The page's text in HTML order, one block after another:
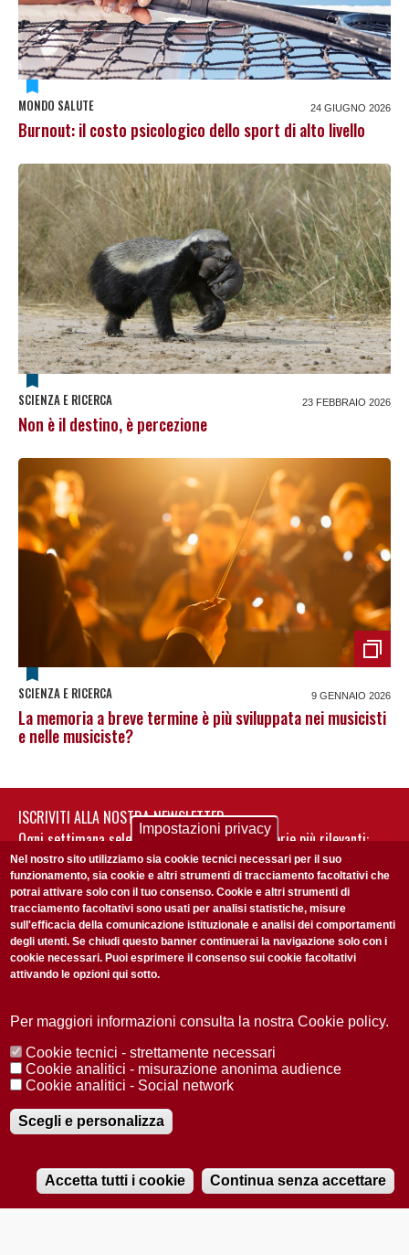
Audio
MONDO SALUTE 24 GIUGNO 2026
Burnout: il costo psicologico dello sport di alto livello
SCIENZA E RICERCA 23 FEBBRAIO 2026
Non è il destino, è percezione
SCIENZA E RICERCA 9 GENNAIO 2026
La memoria a breve termine è più sviluppata nei musicisti
e nelle musiciste?
ISCRIVITI ALLA NOSTRA NEWSLETTER
Ogni settimana selezioniamo per te nostre storie più rilevanti:
non perderti gli aggiornamenti della nostra newsletter
Accetto laPrivacy Policy
Redazione Copyright Privacy
Area stampa
© 2025 Università di Padova
Registrazione presso il Tribunale di Padova n. 2097/2012 del 18 giugno
2012
Impostazioni privacy
Nel nostro sito utilizziamo sia cookie tecnici necessari per il suo
funzionamento, sia cookie e altri strumenti di tracciamento facoltativi che
potrai attivare solo con il tuo consenso. Cookie e altri strumenti di
tracciamento facoltativi sono usati per analisi statistiche, misure
sull'efficacia della comunicazione istituzionale e analisi dei comportamenti
degli utenti. Se chiudi questo banner continuerai la navigazione solo con i
cookie necessari. Puoi esprimere il consenso sui cookie facoltativi
attivando le opzioni qui sotto.
Per maggiori informazioni consulta la nostra Cookie policy.
Cookie tecnici - strettamente necessari
Cookie analitici - misurazione anonima audience
Cookie analitici - Social network
Scegli e personalizza
Accetta tutti i cookie Continua senza accettare